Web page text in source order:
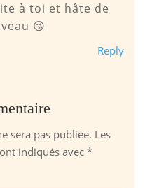
à toi et hâte de
😘
Reply
sera pas publiée. Les
indiqués avec *